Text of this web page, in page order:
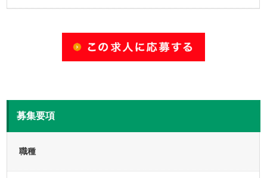
募集要項
職種